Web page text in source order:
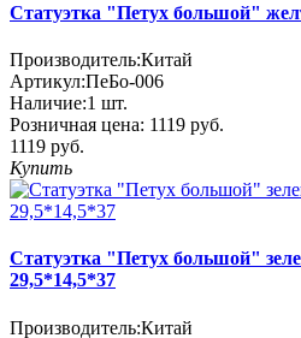
Статуэтка "Петух большой"
Производитель:Китай
Артикул:ПеБо-006
Наличие:1 шт.
Розничная цена: 1119 руб.
1119 руб.
Купить
Статуэтка "Петух большой"
29,5*14,5*37
Производитель:Китай